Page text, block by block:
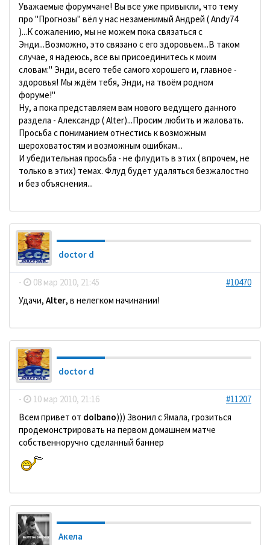
Уважаемые форумчане! Вы все уже привыкли, что тему
про "Прогнозы" вёл у нас незаменимый Андрей ( Andy74
)...К сожалению, мы не можем пока связаться с
Энди...Возможно, это связано с его здоровьем...В таком
случае, я надеюсь, все вы присоединитесь к моим
словам:" Энди, всего тебе самого хорошего и, главное -
здоровья! Мы ждём тебя, Энди, на твоём родном
форуме!"
Ну, а пока представляем вам нового ведущего данного
раздела - Александр ( Alter)...Просим любить и жаловать.
Просьба с пониманием отнестись к возможным
шероховатостям и возможным ошибкам...
И убедительная просьба - не флудить в этих ( впрочем, не
только в этих) темах. Флуд будет удаляться безжалостно
и без объяснения...
doctor d
- 08 мар 2010, 21:45
#10470
Удачи, Alter, в нелегком начинании!
doctor d
- 10 мар 2010, 21:16
#11207
Всем привет от dolbano))) Звонил с Ямала, грозиться
продемонстрировать на первом домашнем матче
собственноручно сделанный баннер
Акела